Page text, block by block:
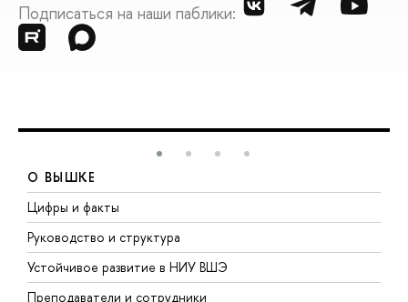
Подписаться на наши паблики:
О ВЫШКЕ
Цифры и факты
Руководство и структура
Устойчивое развитие в НИУ ВШЭ
Преподаватели и сотрудники